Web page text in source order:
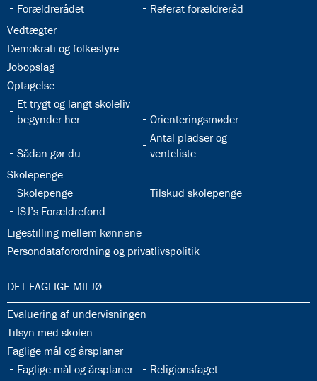
32.22:
Forældrerådet 32.23:
Referat forældreråd
32.24:
Vedtægter
32.25:
Demokrati og folkestyre
32.26:
Jobopslag
32.27:
Optagelse
32.28:
Et trygt og langt skoleliv
begynder her
32.29:
Orienteringsmøder
32.30:
Sådan gør du
32.31:
Antal pladser og
venteliste
32.32:
Skolepenge
32.33:
Skolepenge 32.34:
Tilskud skolepenge
32.35:
ISJ’s Forældrefond
32.36:
Ligestilling mellem kønnene
32.37:
Persondataforordning og privatlivspolitik
33.0:
DET FAGLIGE MILJØ
33.1:
Evaluering af undervisningen
33.2:
Tilsyn med skolen
33.3:
Faglige mål og årsplaner
33.4:
Faglige mål og årsplaner 33.5:
Religionsfaget